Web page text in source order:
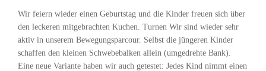
Wir feiern wieder einen Geburtstag und die Kinder freuen sich über
den leckeren mitgebrachten Kuchen. Turnen Wir sind wieder sehr
aktiv in unserem Bewegungsparcour. Selbst die jüngeren Kinder
schaffen den kleinen Schwebebalken allein (umgedrehte Bank).
Eine neue Variante haben wir auch getestet: Jedes Kind nimmt einen